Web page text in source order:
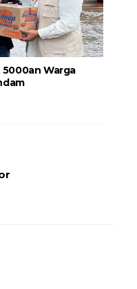
5000an Warga